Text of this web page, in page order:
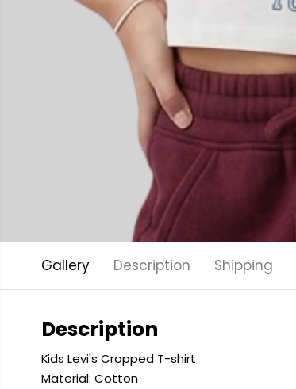
Gallery Description Shipping
Description
Kids Levi's Cropped T-shirt
Material: Cotton